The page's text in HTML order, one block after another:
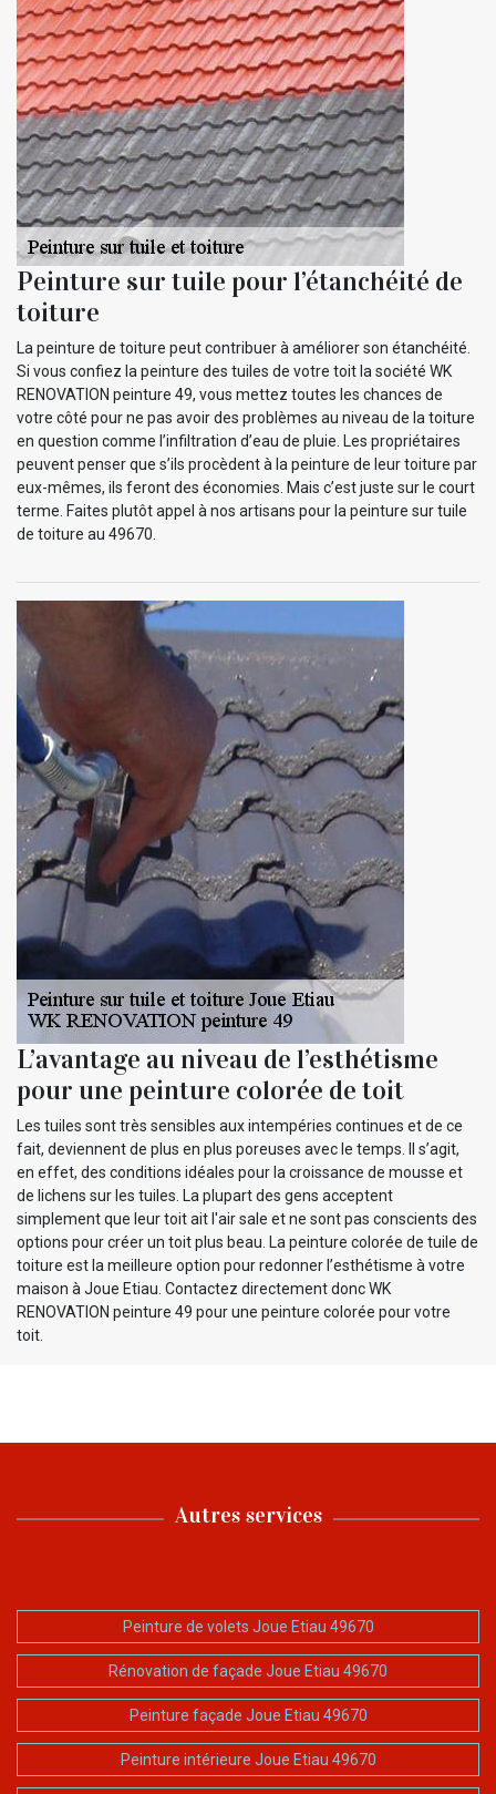
Peinture sur tuile pour l’étanchéité de
toiture
La peinture de toiture peut contribuer à améliorer son étanchéité.
Si vous confiez la peinture des tuiles de votre toit la société WK
RENOVATION peinture 49, vous mettez toutes les chances de
votre côté pour ne pas avoir des problèmes au niveau de la toiture
en question comme l’infiltration d’eau de pluie. Les propriétaires
peuvent penser que s’ils procèdent à la peinture de leur toiture par
eux-mêmes, ils feront des économies. Mais c’est juste sur le court
terme. Faites plutôt appel à nos artisans pour la peinture sur tuile
de toiture au 49670.
L’avantage au niveau de l’esthétisme
pour une peinture colorée de toit
Les tuiles sont très sensibles aux intempéries continues et de ce
fait, deviennent de plus en plus poreuses avec le temps. Il s’agit,
en effet, des conditions idéales pour la croissance de mousse et
de lichens sur les tuiles. La plupart des gens acceptent
simplement que leur toit ait l'air sale et ne sont pas conscients des
options pour créer un toit plus beau. La peinture colorée de tuile de
toiture est la meilleure option pour redonner l’esthétisme à votre
maison à Joue Etiau. Contactez directement donc WK
RENOVATION peinture 49 pour une peinture colorée pour votre
toit.
Autres services
Peinture de volets Joue Etiau 49670
Rénovation de façade Joue Etiau 49670
Peinture façade Joue Etiau 49670
Peinture intérieure Joue Etiau 49670